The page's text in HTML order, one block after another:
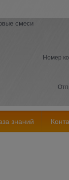
смеси
Номер
знаний